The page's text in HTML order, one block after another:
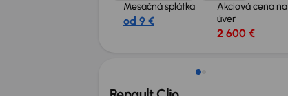
Mesačná splátka
od 9 €
Akciová cena na
úver
2 600 €